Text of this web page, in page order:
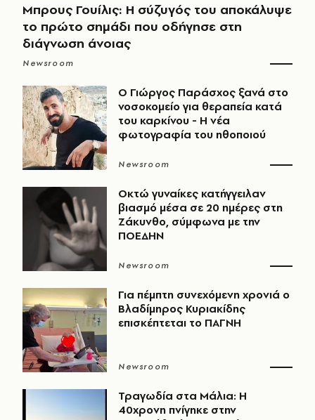
Μπρους Γουίλις: Η σύζυγός του αποκάλυψε
το πρώτο σημάδι που οδήγησε στη
διάγνωση άνοιας
Newsroom
O Γιώργος Παράσχος ξανά στο
νοσοκομείο για θεραπεία κατά
του καρκίνου - Η νέα
φωτογραφία του ηθοποιού
Newsroom
Οκτώ γυναίκες κατήγγειλαν
βιασμό μέσα σε 20 ημέρες στη
Ζάκυνθο, σύμφωνα με την
ΠΟΕΔΗΝ
Newsroom
Για πέμπτη συνεχόμενη χρονιά ο
Βλαδίμηρος Κυριακίδης
επισκέπτεται το ΠΑΓΝΗ
Newsroom
Τραγωδία στα Μάλια: Η
40χρονη πνίγηκε στην